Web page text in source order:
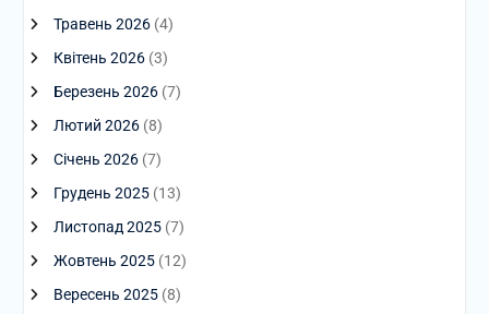
Травень 2026(4)
Квітень 2026(3)
Березень 2026(7)
Лютий 2026(8)
Січень 2026(7)
Грудень 2025(13)
Листопад 2025(7)
Жовтень 2025(12)
Вересень 2025(8)